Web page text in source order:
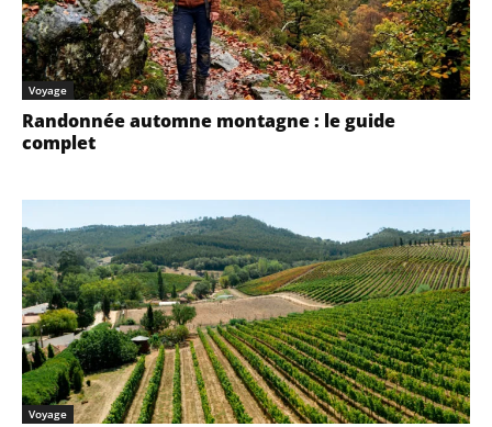
Voyage
Randonnée automne montagne : le guide
complet
Voyage